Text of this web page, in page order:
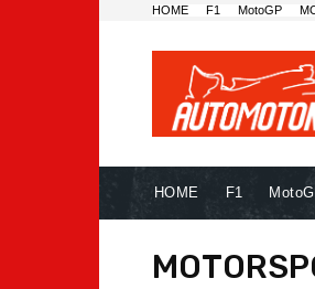
HOME F1 MotoGP
HOME F1